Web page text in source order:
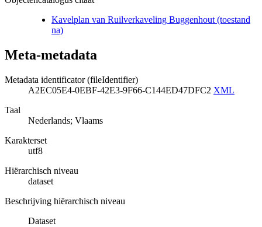
Kavelplan van Ruilverkaveling Buggenhout (toestand
na)
Meta-metadata
Metadata identificator (fileIdentifier)
A2EC05E4-0EBF-42E3-9F66-C144ED47DFC2 XML
Taal
Nederlands; Vlaams
Karakterset
utf8
Hiërarchisch niveau
dataset
Beschrijving hiërarchisch niveau
Dataset